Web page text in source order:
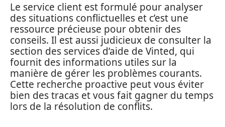
Le service client est formulé pour analyser
des situations conflictuelles et c’est une
ressource précieuse pour obtenir des
conseils. Il est aussi judicieux de consulter la
section des services d’aide de Vinted, qui
fournit des informations utiles sur la
manière de gérer les problèmes courants.
Cette recherche proactive peut vous éviter
bien des tracas et vous fait gagner du temps
lors de la résolution de conflits.